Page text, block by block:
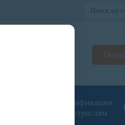
Сертификация
по отраслям